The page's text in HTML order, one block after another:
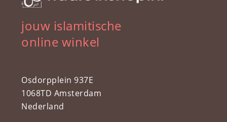
jouw islamitische
online winkel
Osdorpplein 937E
1068TD Amsterdam
Nederland